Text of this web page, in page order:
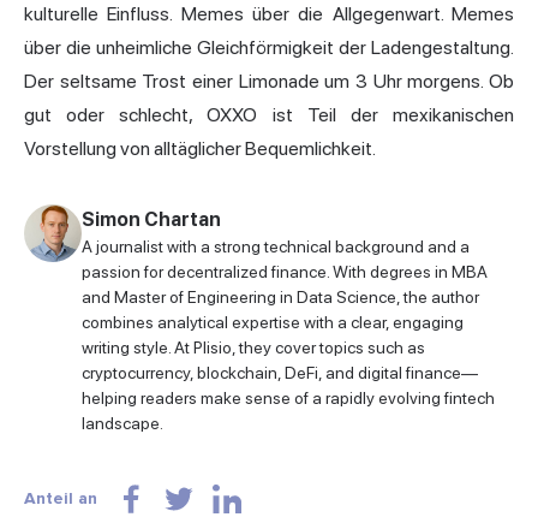
kulturelle Einfluss. Memes über die Allgegenwart. Memes
über die unheimliche Gleichförmigkeit der Ladengestaltung.
Der seltsame Trost einer Limonade um 3 Uhr morgens. Ob
gut oder schlecht, OXXO ist Teil der mexikanischen
Vorstellung von alltäglicher Bequemlichkeit.
Simon Chartan
A journalist with a strong technical background and a
passion for decentralized finance. With degrees in MBA
and Master of Engineering in Data Science, the author
combines analytical expertise with a clear, engaging
writing style. At Plisio, they cover topics such as
cryptocurrency, blockchain, DeFi, and digital finance—
helping readers make sense of a rapidly evolving fintech
landscape.
Anteil an